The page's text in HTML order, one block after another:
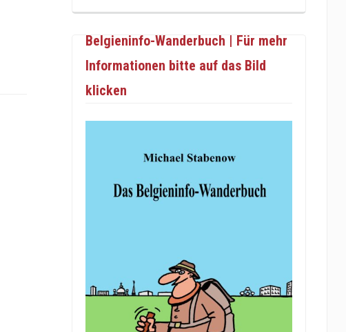
Belgieninfo-Wanderbuch | Für mehr
Informationen bitte auf das Bild
klicken